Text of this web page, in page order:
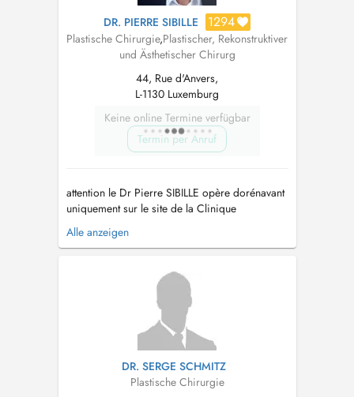
DR. PIERRE SIBILLE 1294
Plastische Chirurgie,Plastischer, Rekonstruktiver
und Ästhetischer Chirurg
44, Rue d'Anvers,
L-1130 Luxemburg
Keine online Termine verfügbar
Termin per Anruf
attention le Dr Pierre SIBILLE opère dorénavant
uniquement sur le site de la Clinique
MAJORELLE à NANCY Langues parlées ;
français, anglais, allemand LORSQUE VOUS
VOUS INSTALLER DIRECTEMENT EN SALLE D
ATTENTE, sans déranger les secretaires des
Alle anzeigen
DR. SERGE SCHMITZ
Plastische Chirurgie